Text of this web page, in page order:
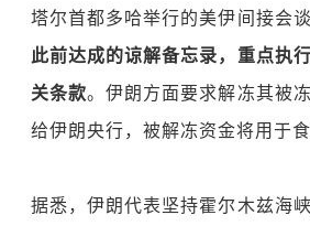
塔尔首都多哈举行的美伊间接会
此前达成的谅解备忘录，重点执
关条款。伊朗方面要求解冻其被
给伊朗央行，被解冻资金将用于食
据悉，伊朗代表坚持霍尔木兹海峡